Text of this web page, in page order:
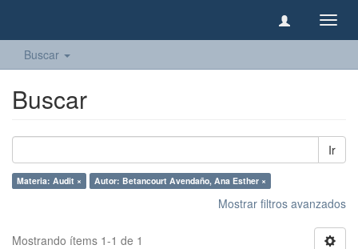
Buscar
Buscar
Ir
Materia: Audit × Autor: Betancourt Avendaño, Ana Esther ×
Mostrar filtros avanzados
Mostrando ítems 1-1 de 1